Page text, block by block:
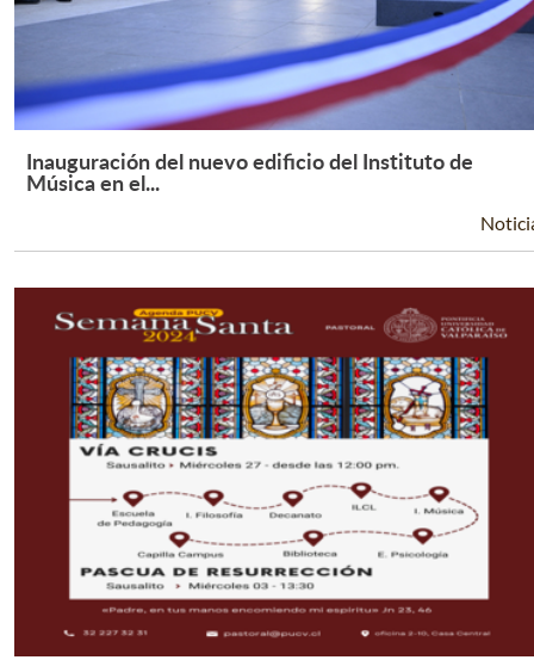
Leer Más +
Inauguración del nuevo edificio del Instituto de
Música en el...